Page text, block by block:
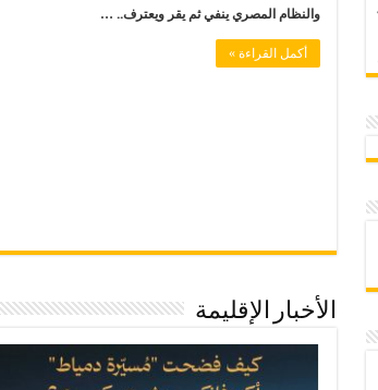
والنظام المصري ينفي ثم يقر ويعترف.. …
أكمل القراءة »
الأخبار الإقليمة